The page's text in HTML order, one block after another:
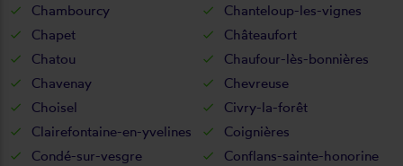
Chambourcy
Chanteloup-les-vignes
Chapet
Châteaufort
Chatou
Chaufour-lès-bonnières
Chavenay
Chevreuse
Choisel
Civry-la-forêt
Clairefontaine-en-yvelines
Coignières
Condé-sur-vesgre
Conflans-sainte-honorine